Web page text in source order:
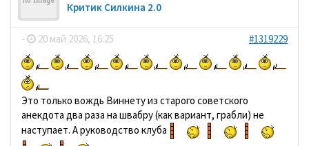
Критик Силкина 2.0
- 20 май 2026, 16:25 #1319229
Это только вождь Виннету из старого советского
анекдота два раза на швабру (как вариант, грабли) не
наступает. А руководство клуба